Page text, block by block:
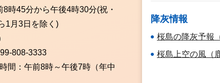
8時45分から午後4時30分(祝・
1月3日を除く)
808-3333
間：午前8時～午後7時（年中
降灰情報
桜島の降灰予報
桜島上空の風（